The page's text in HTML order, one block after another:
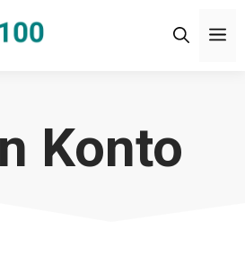
Konto